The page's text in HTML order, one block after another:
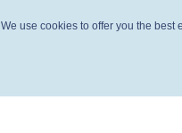
We use cookies to offer you the best